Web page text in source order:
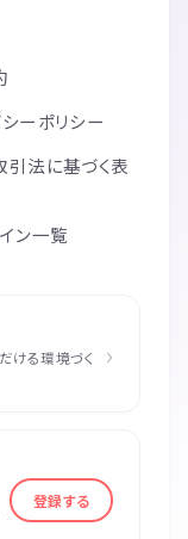
ーポリシー
法に基づく表
ン一覧
ける環境づく
›
登録する